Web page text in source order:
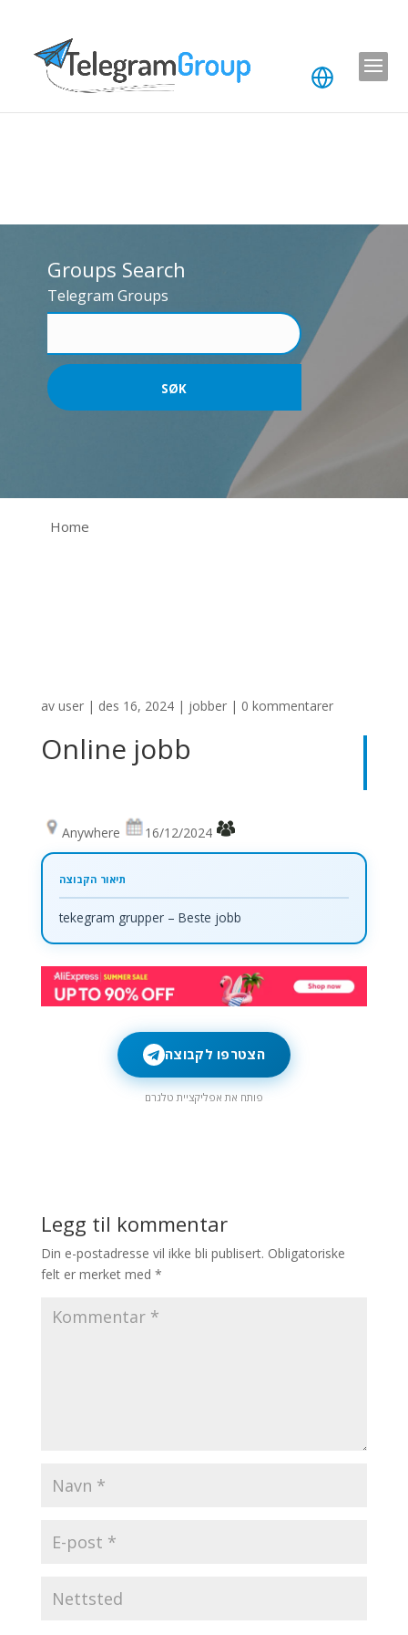
Groups Search
Telegram Groups
Home
av user| des 16, 2024| jobber| 0 kommentarer
Online jobb
Anywhere 16/12/2024
tekegram grupper – Beste jobb
הצטרפו לקבוצה
פותח את אפליקציית טלגרם
Legg til kommentar
Din e-postadresse vil ikke bli publisert. Obligatoriske
felt er merket med *